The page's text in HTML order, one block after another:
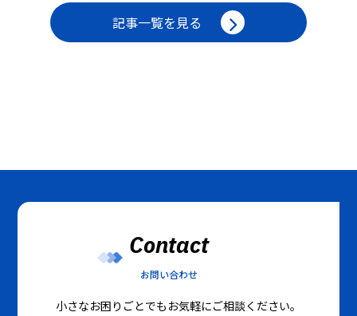
記事一覧を見る
Contact
お問い合わせ
小さなお困りごとでもお気軽にご相談ください。